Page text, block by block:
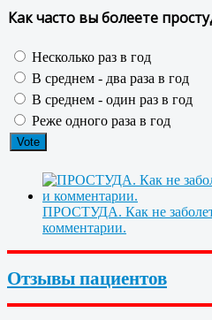
Как часто вы болеете
Несколько раз в год
В среднем - два раза в год
В среднем - один раз в год
Реже одного раза в год
ПРОСТУДА. Как не
комментарии.
Отзывы пациентов